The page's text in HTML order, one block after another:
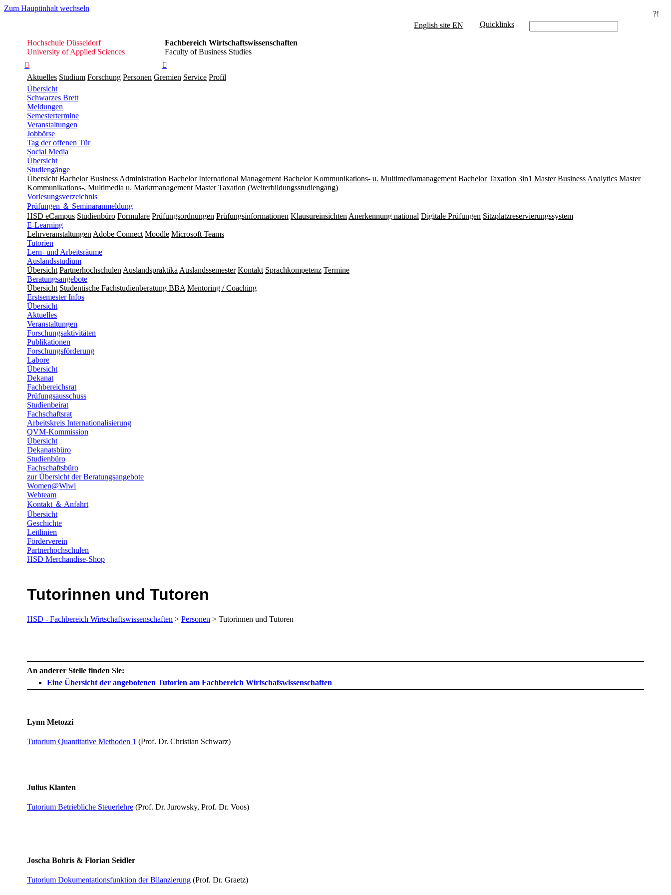
Zum Hauptinhalt wechseln
?!
Hochschule
Düsseldorf
Hochschule Düsseldorf
University of Applied Sciences
Fachbereich Wirtschaftswissenschaften
Faculty of Business Studies


English site EN Quicklinks
Aktuelles Studium Forschung Personen Gremien Service Profil
Übersicht
Schwarzes Brett
Meldungen
Semestertermine
Veranstaltungen
Jobbörse
Tag der offenen Tür
Social Media
Übersicht
Studiengänge
Übersicht Bachelor Business Administration Bachelor International Management Bachelor Kommunikations- u. Multimediamanagement Bachelor Taxation 3in1 Master Business Analytics Master
Kommunikations-, Multimedia u. Marktmanagement Master Taxation (Weiterbildungsstudiengang)
Vorlesungsverzeichnis
Prüfungen ＆ Seminaranmeldung
HSD eCampus Studienbüro Formulare Prüfungs­ordnungen Prüfungs­informationen Klausureinsichten Anerkennung national Digitale Prüfungen Sitzplatzreservierungssystem
E-Learning
Lehrveranstaltungen Adobe Connect Moodle Microsoft Teams
Tutorien
Lern- und Arbeitsräume
Auslandsstudium
Übersicht Partnerhochschulen Auslandspraktika Auslandssemester Kontakt Sprachkompetenz Termine
Beratungsangebote
Übersicht Studentische Fachstudienberatung BBA Mentoring / Coaching
Erstsemester Infos
Übersicht
Aktuelles
Veranstaltungen
Forschungsaktivitäten
Publikationen
Forschungsförderung
Labore
Übersicht
Dekanat
Fachbereichsrat
Prüfungsausschuss
Studienbeirat
Fachschaftsrat
​​Arbeitskreis Internationalisierung
QVM-Kommission
Übersicht
Dekanatsbüro
Studienbüro
Fachschaftsbüro
zur Übersicht der Beratungsangebote
Women@Wiwi
Webteam
Kontakt ＆ Anfahrt
Übersicht
Geschichte
Leitlinien
Förderverein
Partnerhochschulen
HSD Merchandise-Shop
Tutorinnen und Tutoren
HSD - Fachbereich Wirtschaftswissenschaften > Personen > Tutorinnen und Tutoren
An anderer Stelle finden Sie:
Eine Übersicht der angebotenen Tutorien am Fachbereich Wirtschafswissenschaften
Lynn Metozzi
Tutorium Quantitative Methoden 1​ (​Prof. Dr. Christian ​Schwarz)​
​Julius Klanten
Tutorium Betriebliche Steuerle​​hre (Prof. Dr. Jurowsky, Prof. Dr. Voos)
Joscha Bohris & Florian Seidler
Tutorium Dokumentationsfunktion der Bilanzierung (Prof. Dr. Graetz)